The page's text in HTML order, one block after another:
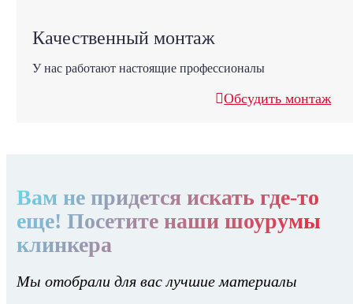
Качественный монтаж
У нас работают настоящие профессионалы
Обсудить монтаж
Вам не придется искать где-то
еще! Посетите наши шоурумы
клинкера
Мы отобрали для вас лучшие материалы